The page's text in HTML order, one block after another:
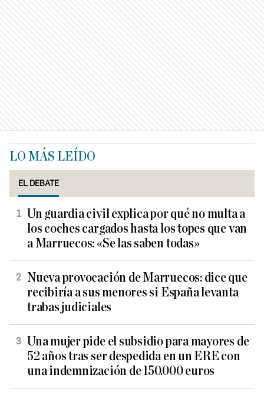
LO MÁS LEÍDO
EL DEBATE
Un guardia civil explica por qué no multa a
los coches cargados hasta los topes que van
a Marruecos: «Se las saben todas»
Nueva provocación de Marruecos: dice que
recibiría a sus menores si España levanta
trabas judiciales
Una mujer pide el subsidio para mayores de
52 años tras ser despedida en un ERE con
una indemnización de 150.000 euros